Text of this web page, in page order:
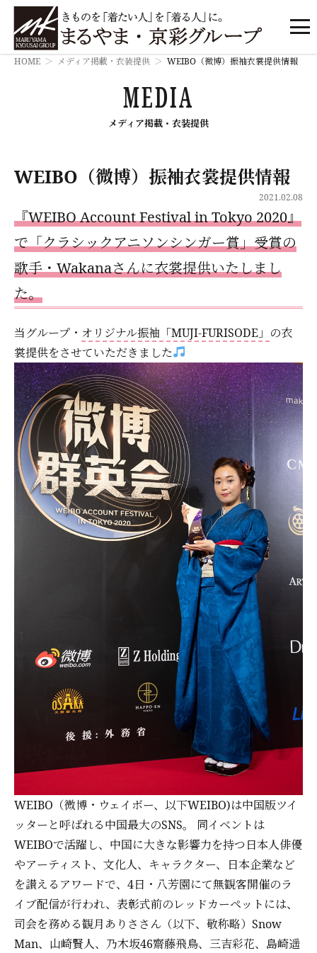
HOME メディア掲載・衣装提供 WEIBO（微博）振袖衣裳提供情報
MEDIA
メディア掲載・衣装提供
WEIBO（微博）振袖衣裳提供情報
2021.02.08
『WEIBO Account Festival in Tokyo 2020』
で「クラシックアニソンシンガー賞」受賞の
歌手・Wakanaさんに衣裳提供いたしまし
た。
当グループ・ オリジナル振袖「MUJI-FURISODE」 の衣
裳提供をさせていただきました
WEIBO（微博・ウェイボー、以下WEIBO)は中国版ツイ
ッターと呼ばれる中国最大のSNS。 同イベントは
WEIBOで活躍し、中国に大きな影響力を持つ日本人俳優
やアーティスト、文化人、キャラクター、日本企業など
を讃えるアワードで、4日・八芳園にて無観客開催のラ
イブ配信が行われ、表彰式前のレッドカーペットには、
司会を務める観月ありささん（以下、敬称略）Snow
Man、山崎賢人、乃木坂46齋藤飛鳥、三吉彩花、島崎遥